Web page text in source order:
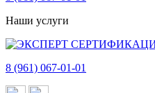
Наши услуги
8 (961) 067-01-01